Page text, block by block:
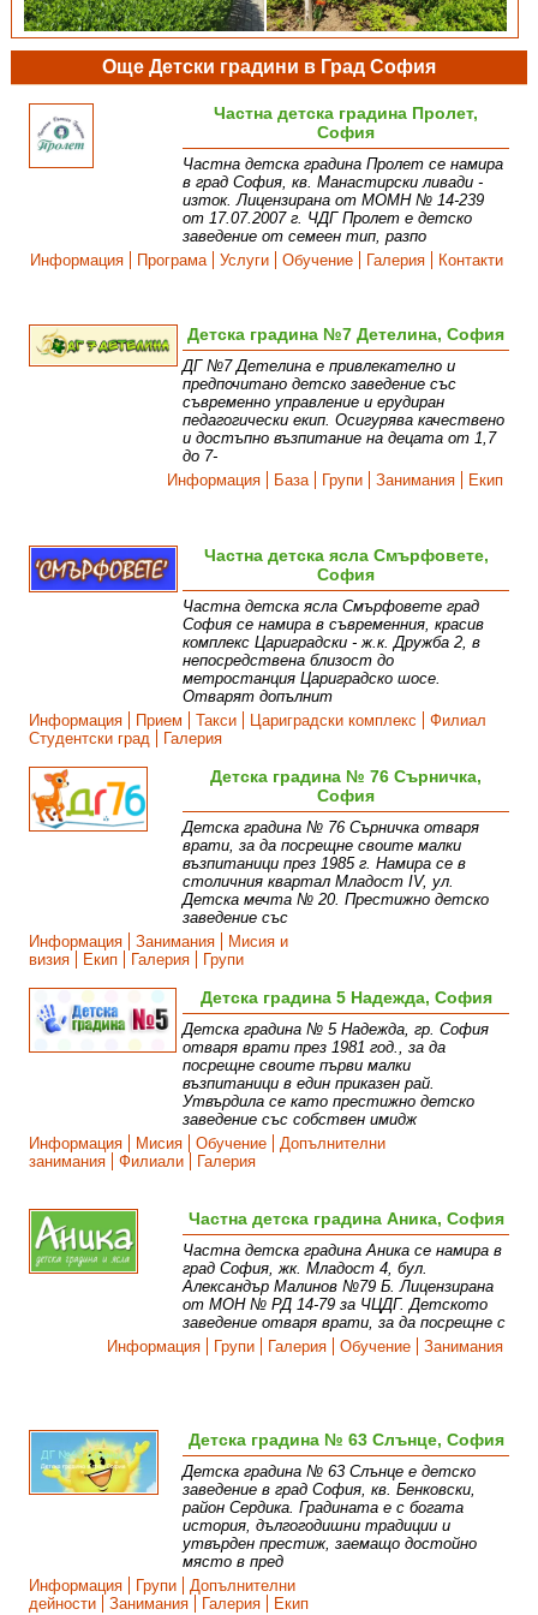
Още Детски градини в Град София
Частна детска градина Пролет,
София
Частна детска градина Пролет се намира
в град София, кв. Манастирски ливади -
изток. Лицензирана от МОМН № 14-239
от 17.07.2007 г. ЧДГ Пролет е детско
заведение от семеен тип, разпо
Информация
Програма Услуги Обучение Галерия Контакти
Детска градина №7 Детелина, София
ДГ №7 Детелина е привлекателно и
предпочитано детско заведение със
съвременно управление и ерудиран
педагогически екип. Осигурява качествено
и достъпно възпитание на децата от 1,7
до 7-
Информация
База Групи Занимания Екип
Частна детска ясла Смърфовете,
София
Частна детска ясла Смърфовете град
София се намира в съвременния, красив
комплекс Цариградски - ж.к. Дружба 2, в
непосредствена близост до
метростанция Цариградско шосе.
Отварят допълнит
Информация
Прием Такси Цариградски комплекс
Филиал
Студентски град
Галерия
Детска градина № 76 Сърничка,
София
Детска градина № 76 Сърничка отваря
врати, за да посрещне своите малки
възпитаници през 1985 г. Намира се в
столичния квартал Младост IV, ул.
Детска мечта № 20. Престижно детско
заведение със
Информация
Занимания
Мисия и
визия
Екип Галерия Групи
Детска градина 5 Надежда, София
Детска градина № 5 Надежда, гр. София
отваря врати през 1981 год., за да
посрещне своите първи малки
възпитаници в един приказен рай.
Утвърдила се като престижно детско
заведение със собствен имидж
Информация
Мисия Обучение
Допълнителни
занимания
Филиали Галерия
Частна детска градина Аника, София
Частна детска градина Аника се намира в
град София, жк. Младост 4, бул.
Александър Малинов №79 Б. Лицензирана
от МОН № РД 14-79 за ЧЦДГ. Детското
заведение отваря врати, за да посрещне с
Информация
Групи Галерия Обучение Занимания
Детска градина № 63 Слънце, София
Детска градина № 63 Слънце е детско
заведение в град София, кв. Бенковски,
район Сердика. Градината е с богата
история, дългогодишни традиции и
утвърден престиж, заемащо достойно
място в пред
Информация
Групи
Допълнителни
дейности
Занимания Галерия Екип